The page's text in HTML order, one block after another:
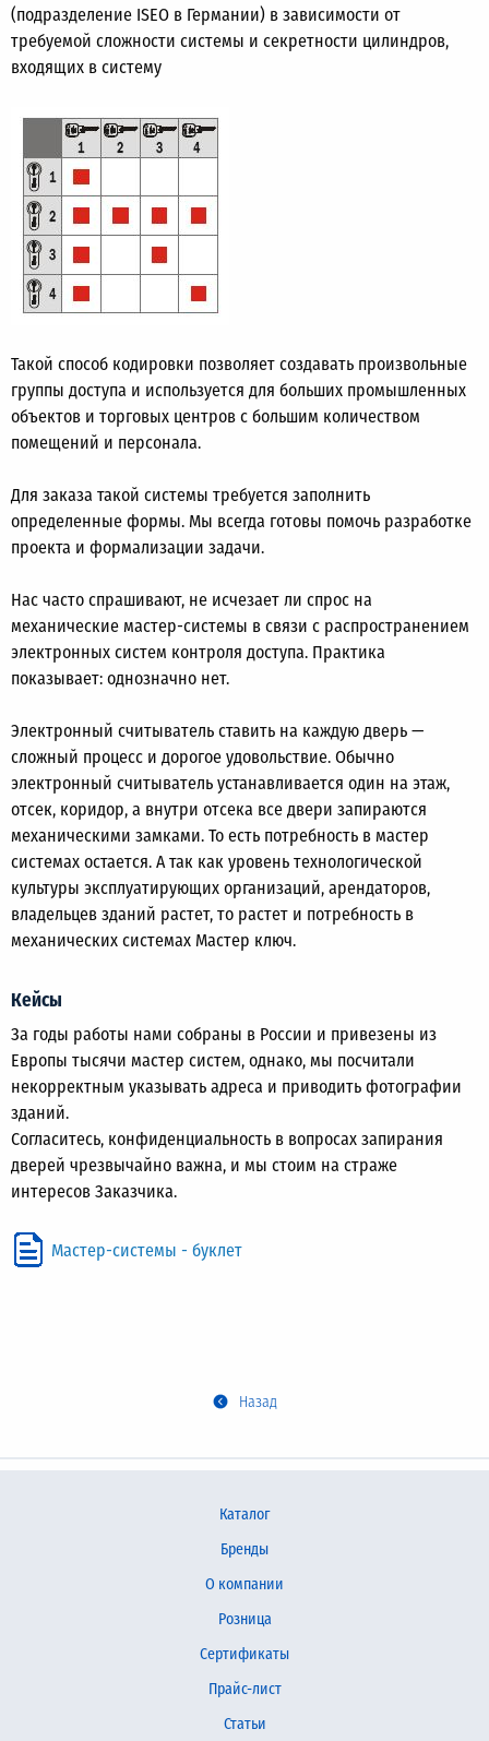
(подразделение ISEO в Германии) в зависимости от
требуемой сложности системы и секретности цилиндров,
входящих в систему
Такой способ кодировки позволяет создавать произвольные
группы доступа и используется для больших промышленных
объектов и торговых центров с большим количеством
помещений и персонала.
Для заказа такой системы требуется заполнить
определенные формы. Мы всегда готовы помочь разработке
проекта и формализации задачи.
Нас часто спрашивают, не исчезает ли спрос на
механические мастер-системы в связи с распространением
электронных систем контроля доступа. Практика
показывает: однозначно нет.
Электронный считыватель ставить на каждую дверь —
сложный процесс и дорогое удовольствие. Обычно
электронный считыватель устанавливается один на этаж,
отсек, коридор, а внутри отсека все двери запираются
механическими замками. То есть потребность в мастер
системах остается. А так как уровень технологической
культуры эксплуатирующих организаций, арендаторов,
владельцев зданий растет, то растет и потребность в
механических системах Мастер ключ.
Кейсы
За годы работы нами собраны в России и привезены из
Европы тысячи мастер систем, однако, мы посчитали
некорректным указывать адреса и приводить фотографии
зданий.
Согласитесь, конфиденциальность в вопросах запирания
дверей чрезвычайно важна, и мы стоим на страже
интересов Заказчика.
Мастер-системы - буклет
Назад
Каталог
Бренды
О компании
Розница
Сертификаты
Прайс-лист
Статьи